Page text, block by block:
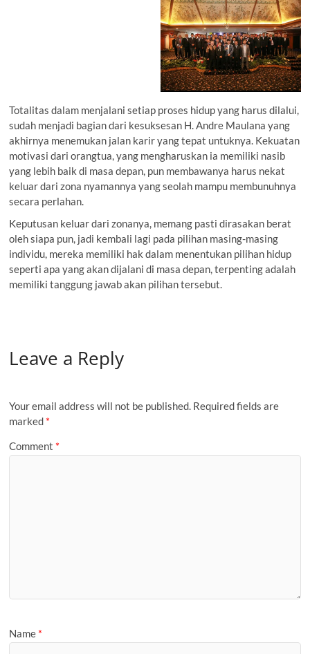
Totalitas dalam menjalani setiap proses hidup yang harus dilalui,
sudah menjadi bagian dari kesuksesan H. Andre Maulana yang
akhirnya menemukan jalan karir yang tepat untuknya. Kekuatan
motivasi dari orangtua, yang mengharuskan ia memiliki nasib
yang lebih baik di masa depan, pun membawanya harus nekat
keluar dari zona nyamannya yang seolah mampu membunuhnya
secara perlahan.
Keputusan keluar dari zonanya, memang pasti dirasakan berat
oleh siapa pun, jadi kembali lagi pada pilihan masing-masing
individu, mereka memiliki hak dalam menentukan pilihan hidup
seperti apa yang akan dijalani di masa depan, terpenting adalah
memiliki tanggung jawab akan pilihan tersebut.
Leave a Reply
Your email address will not be published. Required fields are
marked *
Comment *
Name *